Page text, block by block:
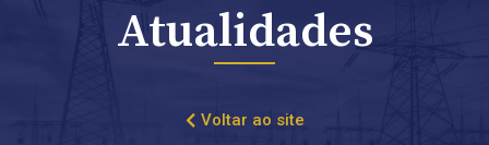
Atualidades
Voltar ao site